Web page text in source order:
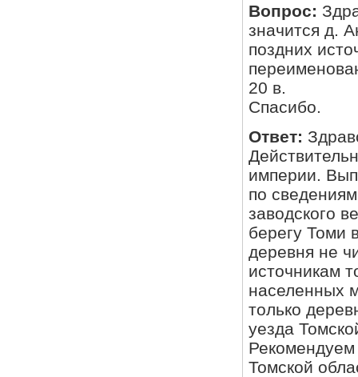
Вопрос:
значится д.
поздних
20 в.
Спасибо.
Ответ:
империи.
по
заводского
берегу Томи
деревня не
источникам
населенных
только
уезда
Томской